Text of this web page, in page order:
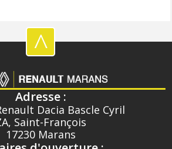
^
Adresse :
Dacia Bascle Cyril
Saint-François
17230 Marans